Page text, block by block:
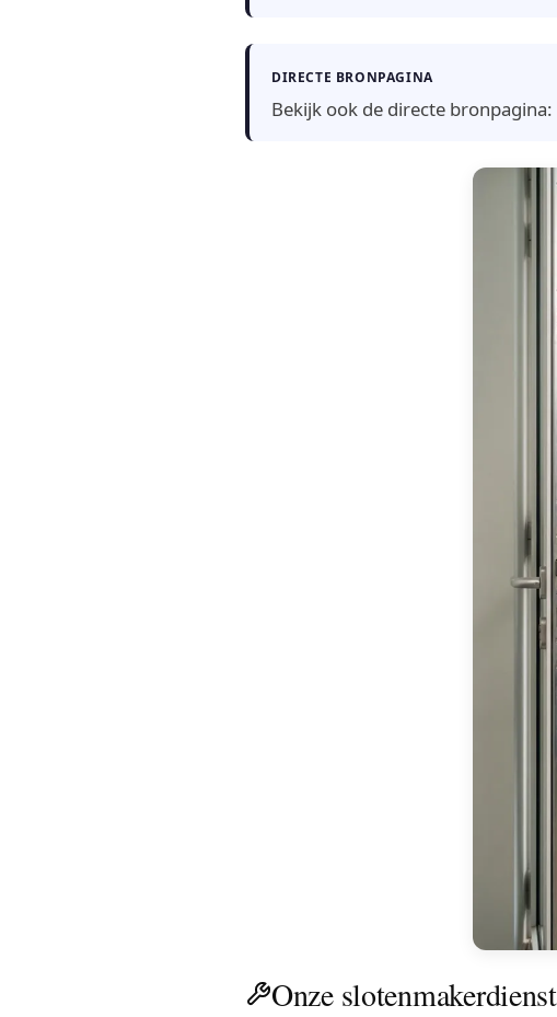
DIRECTE BRONPAGINA
Bekijk ook de directe bronpagina:
Onze